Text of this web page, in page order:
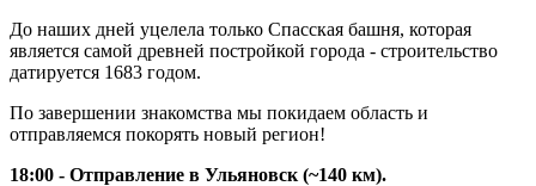
До наших дней уцелела только Спасская башня, которая
является самой древней постройкой города - строительство
датируется 1683 годом.
По завершении знакомства мы покидаем область и
отправляемся покорять новый регион!
18:00 - Отправление в Ульяновск (~140 км).